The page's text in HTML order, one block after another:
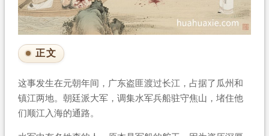
正文
这事发生在元朝年间，广东盗匪渡过长江，占据了瓜州和
镇江两地。朝廷派大军，调集水军兵船驻守焦山，堵住他
们顺江入海的通路。